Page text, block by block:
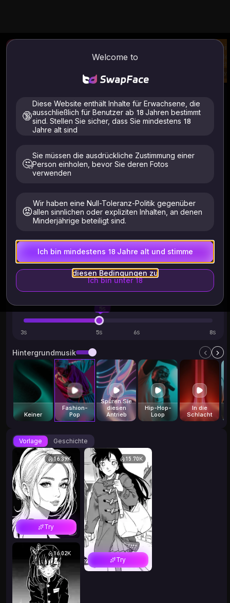
Welcome to
🔞
Diese Website enthält Inhalte für Erwachsene, die
ausschließlich für Benutzer ab 18 Jahren bestimmt
sind. Stellen Sie sicher, dass Sie mindestens 18
Jahre alt sind
🤔
Sie müssen die ausdrückliche Zustimmung einer
Person einholen, bevor Sie deren Fotos
verwenden
😡
Wir haben eine Null-Toleranz-Politik gegenüber
allen sinnlichen oder expliziten Inhalten, an denen
Minderjährige beteiligt sind.
Ich bin mindestens 18 Jahre alt und stimme
diesen Bedingungen zu
Ich bin unter 18
Öffne deine
Hochladen
Unterstützte Dateien: .jpeg .jpg .webp .png .avif
Laden Sie nur Bilder von sich selbst oder denjenigen
Beschreiben Sie Ihre Idee
0
5s
3 5 6 8
Hintergrundmusik
Keiner
Fashion-
Pop
Spüren Sie
diesen
Antrieb
Hip-Hop-
Loop
In die
Schlacht
Vorlage Geschichte
Try
16.39K
16.02K
Try
15.70K